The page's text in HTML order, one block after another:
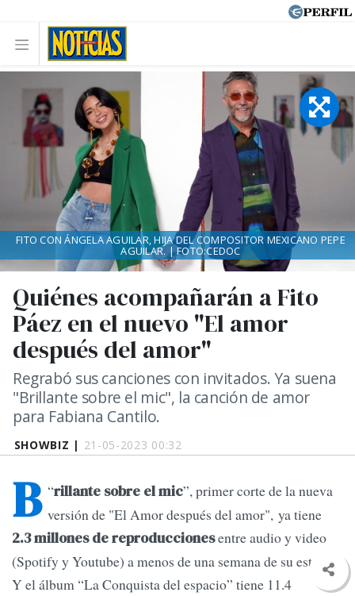
SHOWBIZ | 21-05-2023 00:32
Quiénes acompañarán a Fito
Páez en el nuevo "El amor
después del amor"
Regrabó sus canciones con invitados. Ya suena
"Brillante sobre el mic", la canción de amor
para Fabiana Cantilo.
FITO CON ÁNGELA AGUILAR, HIJA DEL COMPOSITOR MEXICANO PEPE
AGUILAR. | FOTO:CEDOC
“
B rillante sobre el mic”, primer corte de la nueva
versión de "El Amor después del amor", ya tiene
2.3 millones de reproduccionesentre audio y video
(Spotify y Youtube) a menos de una semana de su estreno.
Y el álbum “La Conquista del espacio” tiene 11.4